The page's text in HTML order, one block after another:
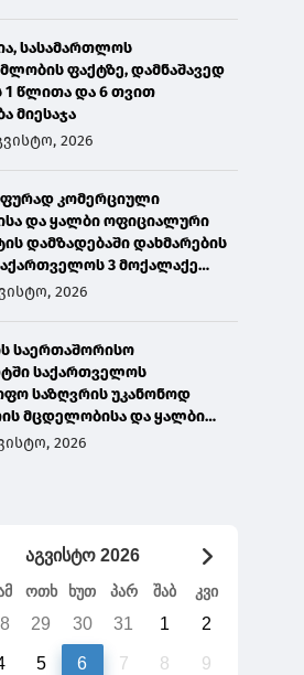
სასამართლოს
ფაქტზე, დამნაშავედ
1 წლითა და 6 თვით
მიესაჯა
2026
კომერციული
და ყალბი ოფიციალური
დამზადებაში დახმარების
3 მოქალაქე
2026
საერთაშორისო
საქართველოს
საზღვრის უკანონოდ
მცდელობისა და ყალბი
გამოყენების
2026
აგვისტო 2026
ოთხ ხუთ პარ შაბ კვი
29 30 31 1 2
5 6 7 8 9